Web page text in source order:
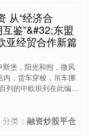
从“经济合
互鉴”&#32;东盟
亚经贸合作新篇
斯堡，阳光和煦，微风
内，货车穿梭，吊车挪
列的中欧班列在此编
集装箱堆积如山，将场
斓。这般繁....
分类：融资炒股平仓